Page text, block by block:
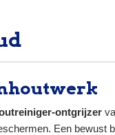
ontgrijzer
Een